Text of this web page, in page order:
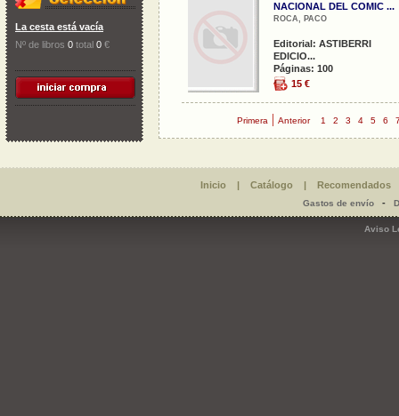
La cesta está vacía
Nº de libros 0 total 0 €
NACIONAL DEL COMIC ...
ROCA, PACO
Editorial: ASTIBERRI
EDICIO...
Páginas: 100
15 €
Primera | Anterior 1 2 3 4 5 6
Inicio | Catálogo | Recomendados
Gastos de envío-
Aviso